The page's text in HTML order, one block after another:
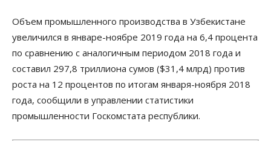
Объем промышленного производства в Узбекистане
увеличился в январе-ноябре 2019 года на 6,4 процента
по сравнению с аналогичным периодом 2018 года и
составил 297,8 триллиона сумов ($31,4 млрд) против
роста на 12 процентов по итогам января-ноября 2018
года, сообщили в управлении статистики
промышленности Госкомстата республики.